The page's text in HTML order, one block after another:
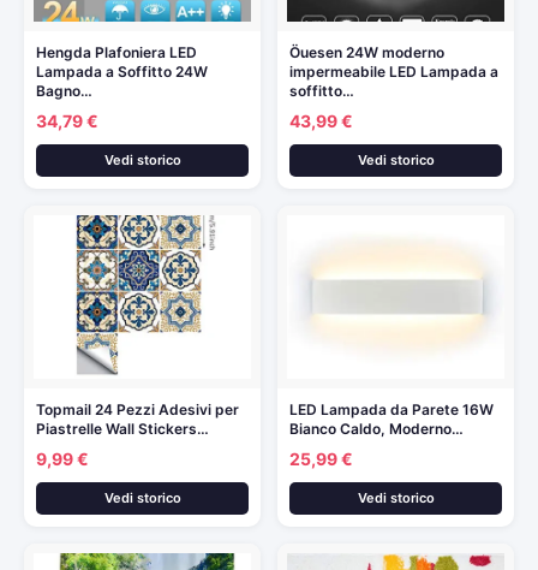
Hengda Plafoniera LED
Lampada a Soffitto 24W
Bagno…
34,79 €
Vedi storico
Öuesen 24W moderno
impermeabile LED Lampada a
soffitto…
43,99 €
Vedi storico
Topmail 24 Pezzi Adesivi per
Piastrelle Wall Stickers…
9,99 €
Vedi storico
LED Lampada da Parete 16W
Bianco Caldo, Moderno…
25,99 €
Vedi storico